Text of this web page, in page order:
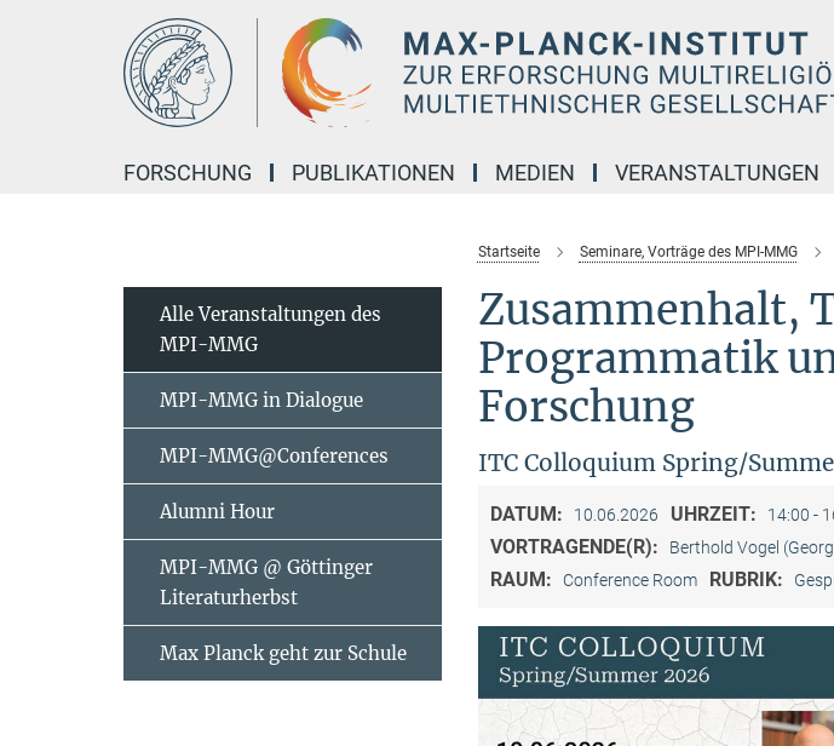
FORSCHUNG PUBLIKATIONEN MEDIEN VERANSTALTUNGEN
Startseite Seminare, Vorträge des MPI-MMG
Zusammenhalt,
Programmatik
Forschung
ITC Colloquium Spring/
DATUM: 10.06.2026 UHRZEIT: 14:00 -
VORTRAGENDE(R): Berthold Vogel
RAUM: Conference Room RUBRIK:
Alle Veranstaltungen des
MPI-MMG
MPI-MMG in Dialogue
MPI-MMG@Conferences
Alumni Hour
MPI-MMG @ Göttinger
Literaturherbst
Max Planck geht zur Schule